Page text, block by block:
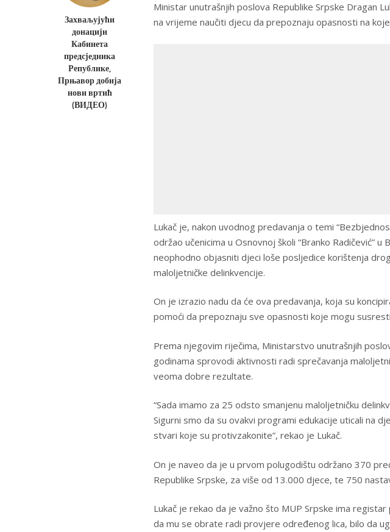
Захваљујући
донацији
Кабинета
предсједника
Републике,
Прњавор добија
нови вртић
(ВИДЕО)
Ministar unutrašnjih poslova Republike Srpske Dragan
na vrijeme naučiti djecu da prepoznaju opasnosti na
Lukač je, nakon uvodnog predavanja o temi
održao učenicima u Osnovnoj školi “Branko Radičević” u
neophodno objasniti djeci loše posljedice korištenja
maloljetničke delinkvencije.
On je izrazio nadu da će ova predavanja, koja su
pomoći da prepoznaju sve opasnosti koje mogu
Prema njegovim riječima, Ministarstvo unutrašnjih
godinama sprovodi aktivnosti radi sprečavanja
veoma dobre rezultate.
“Sada imamo za 25 odsto smanjenu maloljetničku
Sigurni smo da su ovakvi programi edukacije uticali na
stvari koje su protivzakonite”, rekao je Lukač.
On je naveo da je u prvom polugodištu održano 370
Republike Srpske, za više od 13.000 djece, te 750
Lukač je rekao da je važno što MUP Srpske ima
da mu se obrate radi provjere određenog lica, bilo da